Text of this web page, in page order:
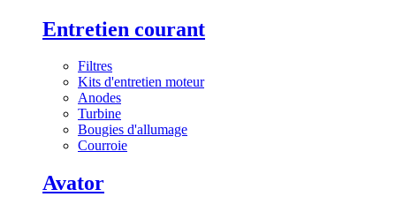
Entretien courant
Filtres
Kits d'entretien moteur
Anodes
Turbine
Bougies d'allumage
Courroie
Avator